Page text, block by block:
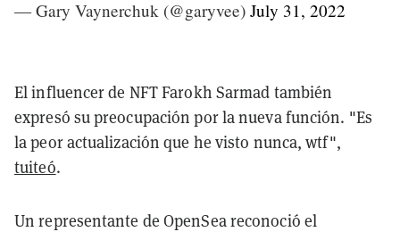
— Gary Vaynerchuk (@garyvee) July 31, 2022
El influencer de NFT Farokh Sarmad también
expresó su preocupación por la nueva función. "Es
la peor actualización que he visto nunca, wtf",
tuiteó.
Un representante de OpenSea reconoció el